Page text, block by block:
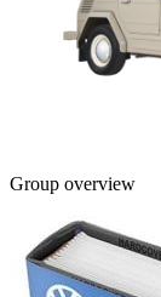
Group overview